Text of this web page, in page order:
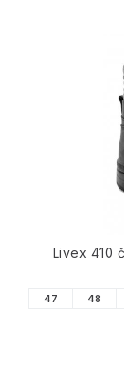
Livex 410
47 48